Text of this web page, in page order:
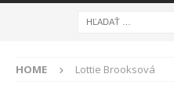
HOME Lottie Brooksová